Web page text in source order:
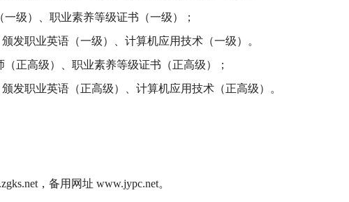
级）、职业素养等级证书（一级）；
发职业英语（一级）、计算机应用技术（一级）。
正高级）、职业素养等级证书（正高级）；
发职业英语（正高级）、计算机应用技术（正高级）。
，备用网址 www.jypc.net。